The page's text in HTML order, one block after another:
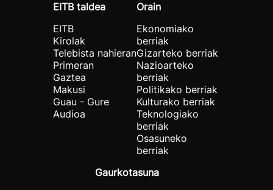
EITB taldea
EITB
Kirolak
Telebista nahieran
Primeran
Gaztea
Makusi
Guau - Gure
Audioa
Orain
Ekonomiako
berriak
Gizarteko berriak
Nazioarteko
berriak
Politikako berriak
Kulturako berriak
Teknologiako
berriak
Osasuneko
berriak
Gaurkotasuna